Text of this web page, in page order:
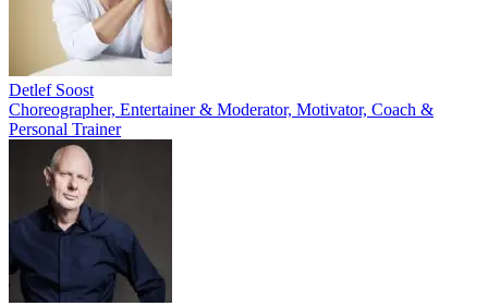
Detlef Soost
Choreographer, Entertainer & Moderator, Motivator, Coach &
Personal Trainer